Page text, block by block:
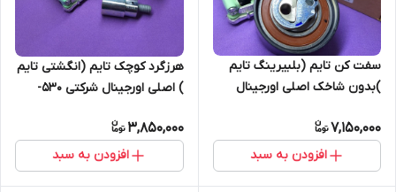
سفت کن تایم (بلبیرینگ تایم
)بدون شاخک اصلی اورجینال
ایکس33اس-تیگو 5 (اصل)
7,150,000
افزودن به سبد
هرزگرد کوچک تایم (انگشتی تایم
) اصلی اورجینال شرکتی 530-
تیگو5 (اصل)
3,850,000
افزودن به سبد